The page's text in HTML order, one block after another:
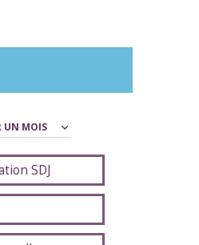
SDJ